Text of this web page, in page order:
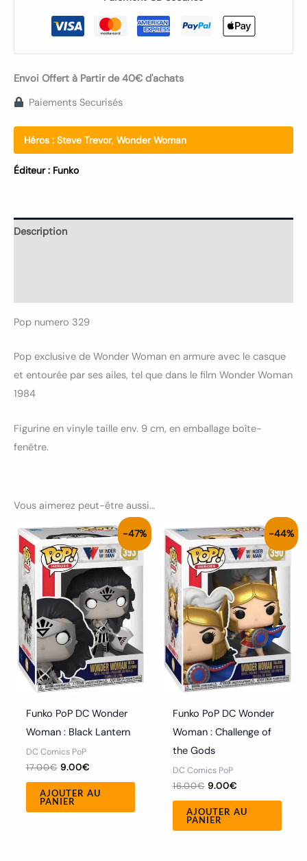
Envoi Offert à Partir de 40€ d'achats
Paiements Securisés
Héros : Steve Trevor, Wonder Woman
Éditeur : Funko
Description
Pop numero 329
Pop exclusive de Wonder Woman en armure avec le casque
et entourée par ses ailes, tel que dans le film Wonder Woman
1984
Figurine en vinyle taille env. 9 cm, en emballage boîte-
fenêtre.
Vous aimerez peut-être aussi…
-47%
Funko PoP DC Wonder
Woman : Black Lantern
DC Comics PoP
17.00€
Le
prix
initial
était :
17.00€.
9.00€
Le
prix
actuel
est :
9.00€.
AJOUTER AU
PANIER
-44%
Funko PoP DC Wonder
Woman : Challenge of
the Gods
DC Comics PoP
16.00€
Le
prix
initial
était :
16.00€.
9.00€
Le
prix
actuel
est :
9.00€.
AJOUTER AU
PANIER